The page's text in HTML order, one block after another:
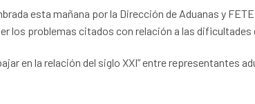
esta mañana por la Dirección de Aduanas y
los problemas citados con relación a las
en la relación del siglo XXI” entre representantes